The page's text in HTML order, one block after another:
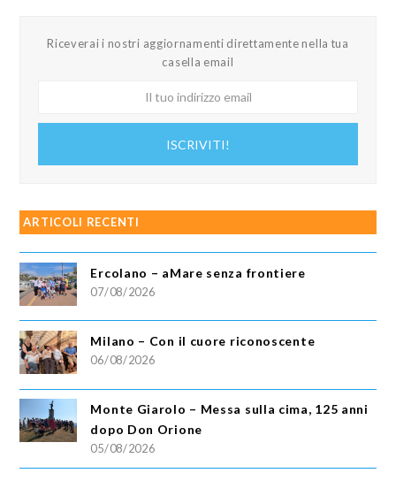
Riceverai i nostri aggiornamenti direttamente nella tua
casella email
ISCRIVITI!
ARTICOLI RECENTI
Ercolano – aMare senza frontiere
07/08/2026
Milano – Con il cuore riconoscente
06/08/2026
Monte Giarolo – Messa sulla cima, 125 anni
dopo Don Orione
05/08/2026